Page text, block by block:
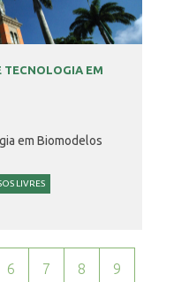
TECNOLOGIA EM
em Biomodelos
LIVRES
6 7 8 9